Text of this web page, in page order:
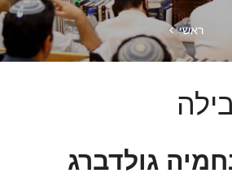
ראשי
גולדברג